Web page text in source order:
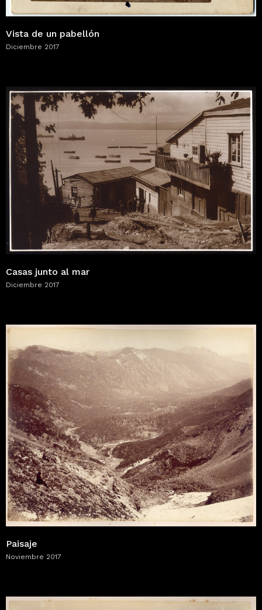
Vista de un pabellón
Diciembre 2017
Casas junto al mar
Diciembre 2017
Paisaje
Noviembre 2017